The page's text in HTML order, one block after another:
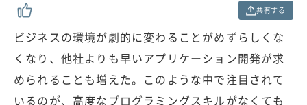
共有する
ビジネスの環境が劇的に変わることがめずらしくな
くなり、他社よりも早いアプリケーション開発が求
められることも増えた。このような中で注目されて
いるのが、高度なプログラミングスキルがなくても